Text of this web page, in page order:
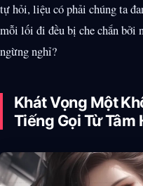
tự hỏi, liệu có phải chúng ta
mỗi lối đi đều bị che chắn bởi
ngừng nghỉ?
Khát Vọng Một
Tiếng Gọi Từ Tâm